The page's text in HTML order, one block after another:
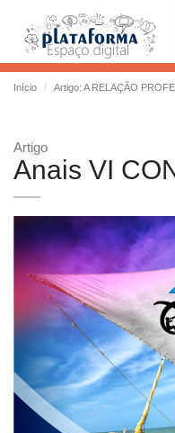
Início Artigo: A RELAÇÃO
Artigo
Anais VI